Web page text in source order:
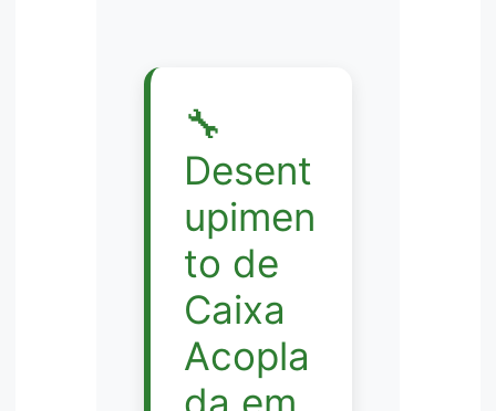
🔧
Desent
upimen
to de
Caixa
Acopla